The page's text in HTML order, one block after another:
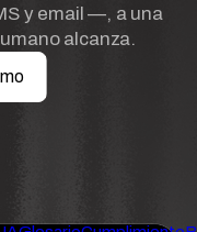
y email —, a una
alcanza.